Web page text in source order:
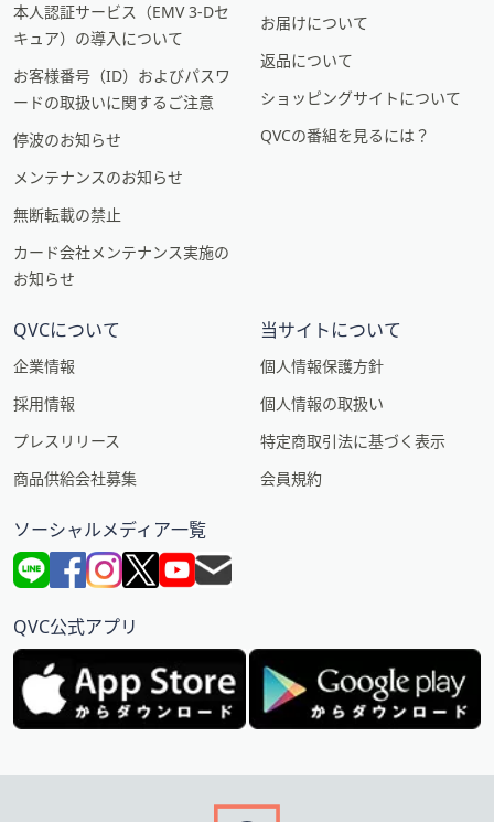
本人認証サービス（EMV 3-Dセ
キュア）の導入について
お客様番号（ID）およびパスワ
ードの取扱いに関するご注意
停波のお知らせ
メンテナンスのお知らせ
無断転載の禁止
カード会社メンテナンス実施の
お知らせ
お届けについて
返品について
ショッピングサイトについて
QVCの番組を見るには？
QVCについて
企業情報
採用情報
プレスリリース
商品供給会社募集
当サイトについて
個人情報保護方針
個人情報の取扱い
特定商取引法に基づく表示
会員規約
ソーシャルメディア一覧
QVC公式アプリ